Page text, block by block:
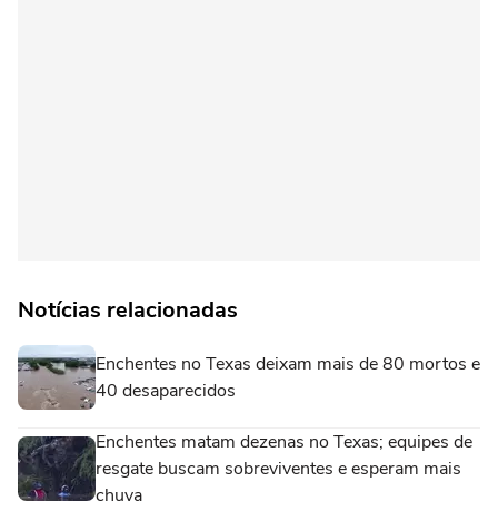
Notícias relacionadas
Enchentes no Texas deixam mais de 80 mortos e
40 desaparecidos
Enchentes matam dezenas no Texas; equipes de
resgate buscam sobreviventes e esperam mais
chuva